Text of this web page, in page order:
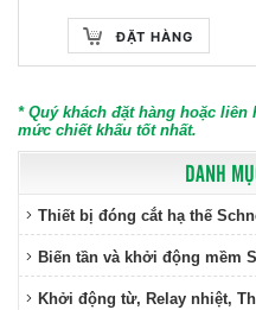
DANH
Thiết bị đóng cắt hạ thế
Biến tần và khởi động mềm
Khởi động từ, Relay nhiệt,
ĐẶT HÀNG
* Quý khách đặt hàng hoặc
mức chiết khấu tốt nhất.